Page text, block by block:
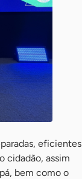
eficientes
cidadão, assim
bem como o